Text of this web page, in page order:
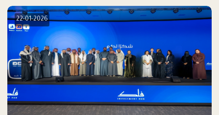
22-01-2026